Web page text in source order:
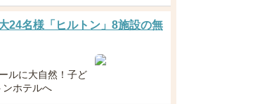
24名様「ヒルトン」8施設の無
ルに大自然！子ど
ンホテルへ